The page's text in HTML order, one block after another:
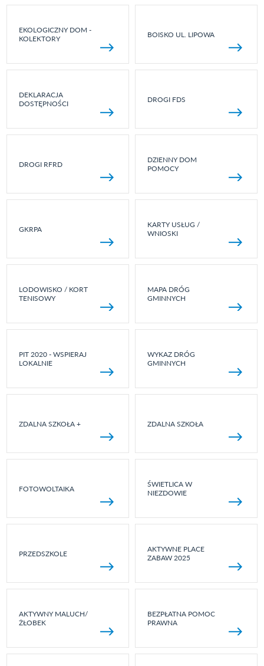
EKOLOGICZNY DOM -
KOLEKTORY
BOISKO UL. LIPOWA
DEKLARACJA
DOSTĘPNOŚCI
DROGI FDS
DROGI RFRD
DZIENNY DOM
POMOCY
GKRPA
KARTY USŁUG /
WNIOSKI
LODOWISKO / KORT
TENISOWY
MAPA DRÓG
GMINNYCH
PIT 2020 - WSPIERAJ
LOKALNIE
WYKAZ DRÓG
GMINNYCH
ZDALNA SZKOŁA + ZDALNA SZKOŁA
FOTOWOLTAIKA
ŚWIETLICA W
NIEZDOWIE
PRZEDSZKOLE
AKTYWNE PLACE
ZABAW 2025
AKTYWNY MALUCH/
ŻŁOBEK
BEZPŁATNA POMOC
PRAWNA